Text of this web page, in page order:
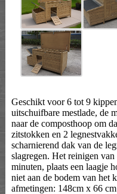
Geschikt voor 6 tot 9
uitschuifbare mestlade, de
naar de composthoop om
zitstokken en 2
scharnierend dak van de
slagregen. Het reinigen
minuten, plaats een laagje
niet aan de bodem van het
afmetingen: 148cm x 66